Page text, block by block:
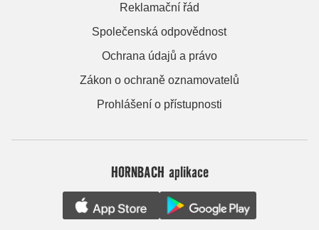
Reklamační řád
Společenská odpovědnost
Ochrana údajů a právo
Zákon o ochraně oznamovatelů
Prohlášení o přístupnosti
HORNBACH aplikace